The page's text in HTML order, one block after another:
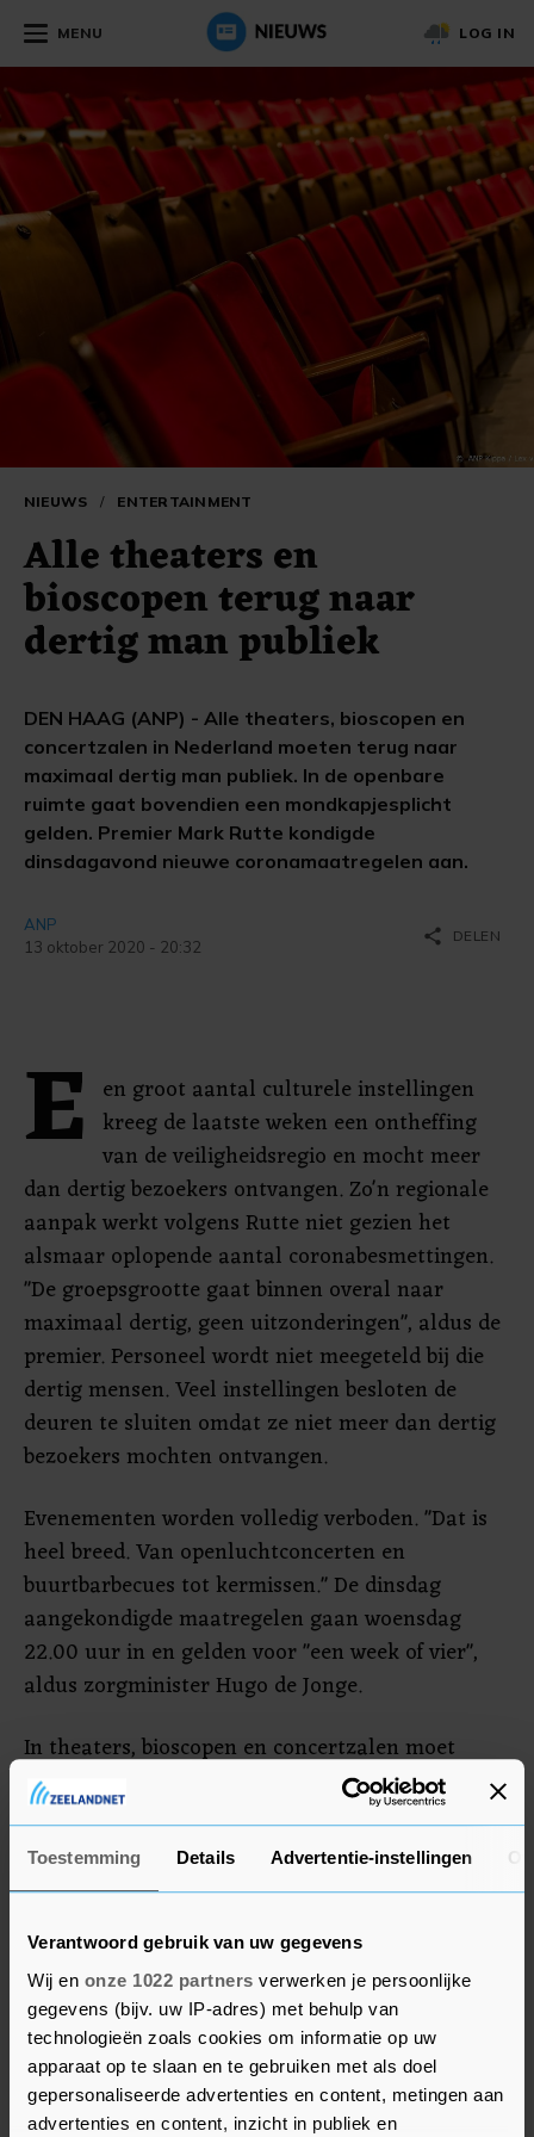
Toestemming Details Advertentie-instellingen
Verantwoord gebruik van uw gegevens
Wij en onze 1022 partners verwerken je persoonlijke
gegevens (bijv. uw IP-adres) met behulp van
technologieën zoals cookies om informatie op uw
apparaat op te slaan en te gebruiken met als doel
gepersonaliseerde advertenties en content, metingen aan
advertenties en content, inzicht in publiek en
MENU LOG IN
NIEUWS / ENTERTAINMENT
Alle theaters en
bioscopen terug naar
dertig man publiek
DEN HAAG (ANP) - Alle theaters, bioscopen en
concertzalen in Nederland moeten terug naar
maximaal dertig man publiek. In de openbare
ruimte gaat bovendien een mondkapjesplicht
gelden. Premier Mark Rutte kondigde
dinsdagavond nieuwe coronamaatregelen aan.
ANP
13 oktober 2020 - 20:32
share DELEN
E en groot aantal culturele instellingen
kreeg de laatste weken een ontheffing
van de veiligheidsregio en mocht meer
dan dertig bezoekers ontvangen. Zo'n regionale
aanpak werkt volgens Rutte niet gezien het
alsmaar oplopende aantal coronabesmettingen.
"De groepsgrootte gaat binnen overal naar
maximaal dertig, geen uitzonderingen", aldus de
premier. Personeel wordt niet meegeteld bij die
dertig mensen. Veel instellingen besloten de
deuren te sluiten omdat ze niet meer dan dertig
bezoekers mochten ontvangen.
Evenementen worden volledig verboden. "Dat is
heel breed. Van openluchtconcerten en
buurtbarbecues tot kermissen." De dinsdag
aangekondigde maatregelen gaan woensdag
22.00 uur in en gelden voor "een week of vier",
aldus zorgminister Hugo de Jonge.
In theaters, bioscopen en concertzalen moet
iedereen vanaf 13 jaar straks verplicht een
mondkapje dragen. Het dringende advies een
mondkapje te dragen in de openbare ruimte gold
al, maar "dat gaf onvoldoende duidelijkheid"
mondkapjes wordt "zo snel mogelijk" wettelijk
geregeld.